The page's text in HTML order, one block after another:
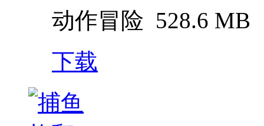
动作冒险 528.6 MB
下载